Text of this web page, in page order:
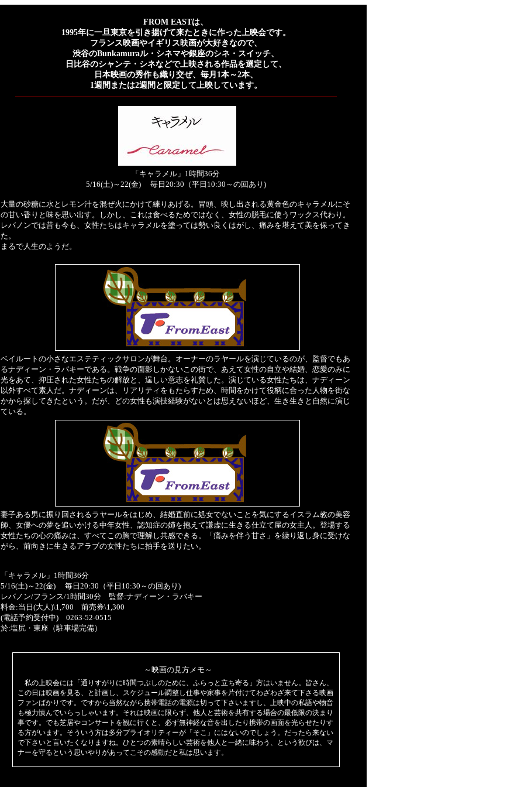
FROM EASTは、
1995年に一旦東京を引き揚げて来たときに作った上映会です。
フランス映画やイギリス映画が大好きなので、
渋谷のBunkamuraル・シネマや銀座のシネ・スイッチ、
日比谷のシャンテ・シネなどで上映される作品を選定して、
日本映画の秀作も織り交ぜ、毎月1本～2本、
1週間または2週間と限定して上映しています。
「キャラメル」1時間36分
5/16(土)～22(金) 毎日20:30（平日10:30～の回あり)
大量の砂糖に水とレモン汁を混ぜ火にかけて練りあげる。冒頭、映し出される黄金色のキャラメルにそ
の甘い香りと味を思い出す。しかし、これは食べるためではなく、女性の脱毛に使うワックス代わり。
レバノンでは昔も今も、女性たちはキャラメルを塗っては勢い良くはがし、痛みを堪えて美を保ってき
た。
まるで人生のようだ。
ベイルートの小さなエステティックサロンが舞台。オーナーのラヤールを演じているのが、監督でもあ
るナディーン・ラバキーである。戦争の面影しかないこの街で、あえて女性の自立や結婚、恋愛のみに
光をあて、抑圧された女性たちの解放と、逞しい意志を礼賛した。演じている女性たちは、ナディーン
以外すべて素人だ。ナディーンは、リアリティをもたらすため、時間をかけて役柄に合った人物を街な
かから探してきたという。だが、どの女性も演技経験がないとは思えないほど、生き生きと自然に演じ
ている。
妻子ある男に振り回されるラヤールをはじめ、結婚直前に処女でないことを気にするイスラム教の美容
師、女優への夢を追いかける中年女性、認知症の姉を抱えて謙虚に生きる仕立て屋の女主人。登場する
女性たちの心の痛みは、すべてこの胸で理解し共感できる。「痛みを伴う甘さ」を繰り返し身に受けな
がら、前向きに生きるアラブの女性たちに拍手を送りたい。
「キャラメル」1時間36分
5/16(土)～22(金) 毎日20:30（平日10:30～の回あり)
レバノン/フランス/1時間30分 監督:ナディーン・ラバキー
料金:当日(大人)\1,700 前売券\1,300
(電話予約受付中) 0263-52-0515
於:塩尻・東座（駐車場完備）
～映画の見方メモ～
私の上映会には「通りすがりに時間つぶしのために、ふらっと立ち寄る」方はいません。皆さん、
この日は映画を見る、と計画し、スケジュール調整し仕事や家事を片付けてわざわざ来て下さる映画
ファンばかりです。ですから当然ながら携帯電話の電源は切って下さいますし、上映中の私語や物音
も極力慎んでいらっしゃいます。それは映画に限らず、他人と芸術を共有する場合の最低限の決まり
事です。でも芝居やコンサートを観に行くと、必ず無神経な音を出したり携帯の画面を光らせたりす
る方がいます。そういう方は多分プライオリティーが「そこ」にはないのでしょう。だったら来ない
で下さいと言いたくなりますね。ひとつの素晴らしい芸術を他人と一緒に味わう、という歓びは、マ
ナーを守るという思いやりがあってこその感動だと私は思います。